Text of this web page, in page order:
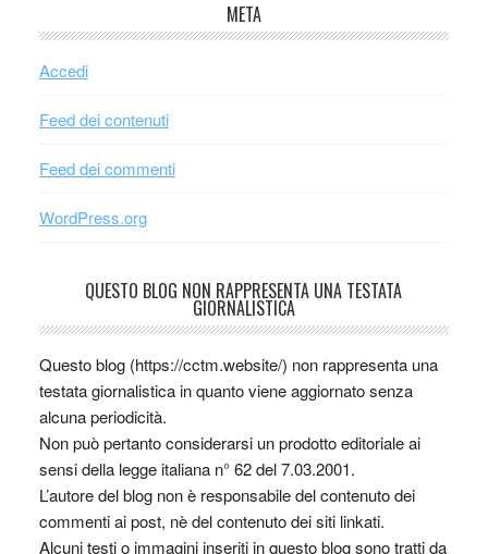
META
Accedi
Feed dei contenuti
Feed dei commenti
WordPress.org
QUESTO BLOG NON RAPPRESENTA UNA TESTATA
GIORNALISTICA
Questo blog (https://cctm.website/) non rappresenta una
testata giornalistica in quanto viene aggiornato senza
alcuna periodicità.
Non può pertanto considerarsi un prodotto editoriale ai
sensi della legge italiana n° 62 del 7.03.2001.
L’autore del blog non è responsabile del contenuto dei
commenti ai post, nè del contenuto dei siti linkati.
Alcuni testi o immagini inseriti in questo blog sono tratti da